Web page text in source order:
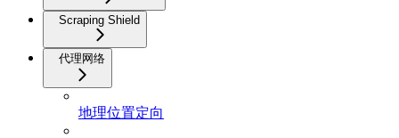
Scraping Shield
代理网络
地理位置定向